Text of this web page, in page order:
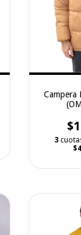
Campera
3